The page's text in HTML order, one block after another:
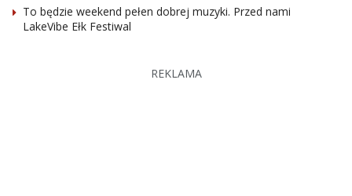
To będzie weekend pełen dobrej muzyki. Przed nami
LakeVibe Ełk Festiwal
REKLAMA